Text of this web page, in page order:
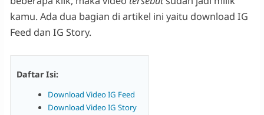
kamu. Ada dua bagian di artikel ini yaitu download IG
Feed dan IG Story.
Daftar Isi:
Download Video IG Feed
Download Video IG Story